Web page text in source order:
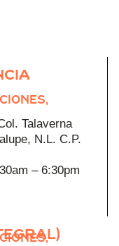
Talaverna
N.L. C.P.
– 6:30pm